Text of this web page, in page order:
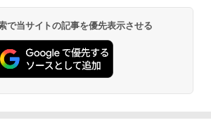
ClaudeCode いちばんやさしい 教科書:
非エンジニア 初心者 素人 でも安心 使い
方 マニュアル AI副業にもコンテンツ作成
にもKindle出版にも！ 非エンジニアのた
めのAIコーディング入門シリーズ
￥19,980
Kindle Paperwhite シグニチャーエディ
ション (32GB) 7インチディスプレイ、明
るさ自動調整、色調調節ライト、12週間
ブラック
で当サイトの記事を優先表示させる